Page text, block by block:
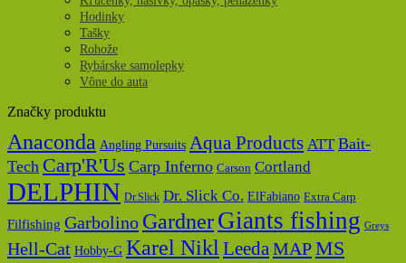
Hodinky
Tašky
Rohože
Rybárske samolepky
Vône do auta
Značky produktu
Anaconda Angling Pursuits Aqua Products ATT Bait-
Tech Carp'R'Us Carp Inferno Carson Cortland
DELPHIN Dr.Slick Dr. Slick Co. ElFabiano Extra Carp
Filfishing Garbolino GardnerGiants fishing Greys
Hell-Cat Hobby-G Karel Nikl Leeda MAPMS